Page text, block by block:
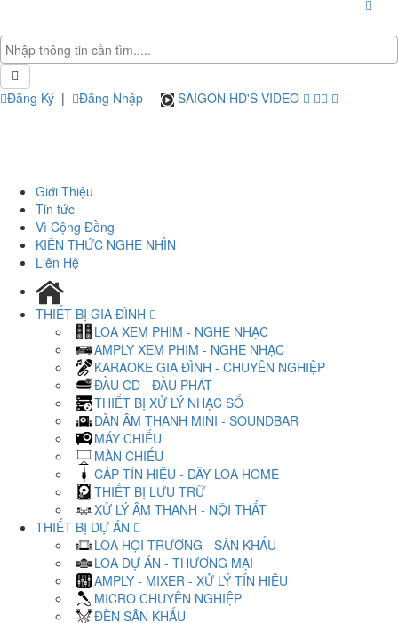
Đăng Ký | Đăng Nhập SAIGON HD'S VIDEO
Giới Thiệu
Tin tức
Vì Cộng Đồng
KIẾN THỨC NGHE NHÌN
Liên Hệ
THIẾT BỊ GIA ĐÌNH
LOA XEM PHIM - NGHE NHẠC
AMPLY XEM PHIM - NGHE NHẠC
KARAOKE GIA ĐÌNH - CHUYÊN NGHIỆP
ĐẦU CD - ĐẦU PHÁT
THIẾT BỊ XỬ LÝ NHẠC SỐ
DÀN ÂM THANH MINI - SOUNDBAR
MÁY CHIẾU
MÀN CHIẾU
CÁP TÍN HIỆU - DÂY LOA HOME
THIẾT BỊ LƯU TRỮ
XỬ LÝ ÂM THANH - NỘI THẤT
THIẾT BỊ DỰ ÁN
LOA HỘI TRƯỜNG - SÂN KHẤU
LOA DỰ ÁN - THƯƠNG MẠI
AMPLY - MIXER - XỬ LÝ TÍN HIỆU
MICRO CHUYÊN NGHIỆP
ĐÈN SÂN KHẤU